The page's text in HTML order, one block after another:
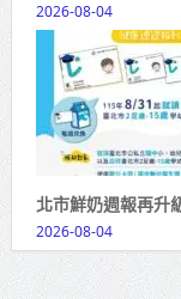
2026-08-04
北市鮮奶週報再升
2026-08-04